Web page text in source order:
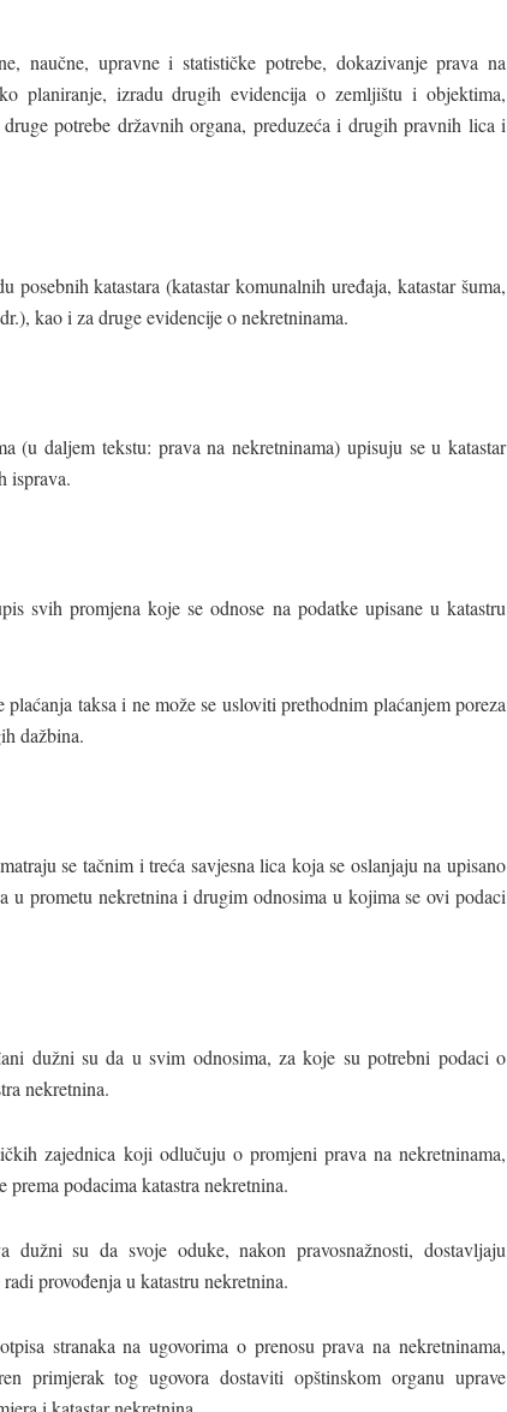
naučne, upravne i statističke potrebe, dokazivanje prava na
planiranje, izradu drugih evidencija o zemljištu i objektima,
potrebe državnih organa, preduzeća i drugih pravnih lica i
posebnih katastara (katastar komunalnih uređaja, katastar šuma,
kao i za druge evidencije o nekretninama.
(u daljem tekstu: prava na nekretninama) upisuju se u katastar
isprava.
svih promjena koje se odnose na podatke upisane u katastru
taksa i ne može se usloviti prethodnim plaćanjem poreza
dažbina.
se tačnim i treća savjesna lica koja se oslanjaju na upisano
u prometu nekretnina i drugim odnosima u kojima se ovi podaci
dužni su da u svim odnosima, za koje su potrebni podaci o
nekretnina.
zajednica koji odlučuju o promjeni prava na nekretninama,
podacima katastra nekretnina.
su da svoje oduke, nakon pravosnažnosti, dostavljaju
provođenja u katastru nekretnina.
stranaka na ugovorima o prenosu prava na nekretninama,
primjerak tog ugovora dostaviti opštinskom organu uprave